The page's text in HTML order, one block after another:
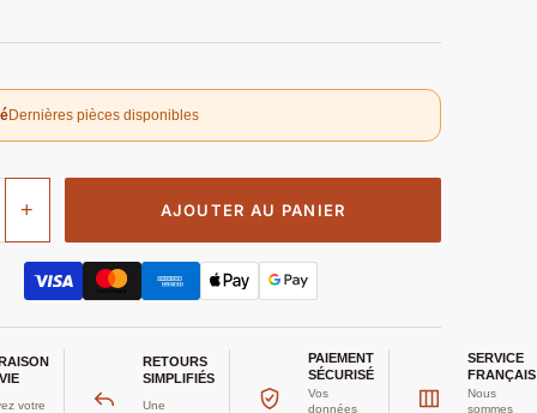
Dernières pièces disponibles
+ AJOUTER AU PANIER
votre
RETOURS
SIMPLIFIÉS
Une
PAIEMENT
SÉCURISÉ
Vos
données
SERVICE
FRANÇAIS
Nous
sommes